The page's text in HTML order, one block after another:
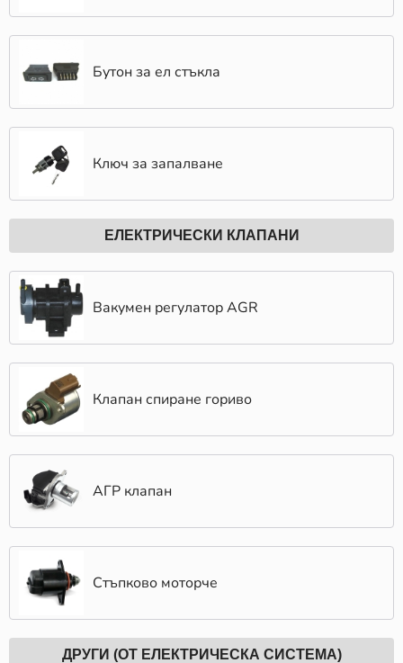
Бутон за ел стъкла
Ключ за запалване
ЕЛЕКТРИЧЕСКИ КЛАПАНИ
Вакумен регулатор AGR
Клапан спиране гориво
АГР клапан
Стъпково моторче
ДРУГИ (ОТ ЕЛЕКТРИЧЕСКА СИСТЕМА)